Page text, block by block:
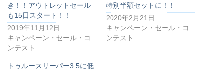
き！！アウトレットセール
も15日スタート！！
2019年11月12日
キャンペーン・セール・コ
ンテスト
特別半額セットに！！
2020年2月21日
キャンペーン・セール・コ
ンテスト
トゥルースリーパー3.5に低